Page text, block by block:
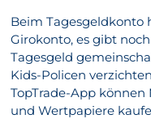
Beim Tagesgeldkonto
Girokonto, es gibt
Tagesgeld
Kids-Policen
TopTrade-App
und Wertpapiere